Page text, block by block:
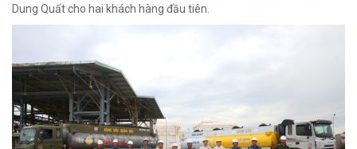
Dung Quất cho hai khách hàng đầu tiên.